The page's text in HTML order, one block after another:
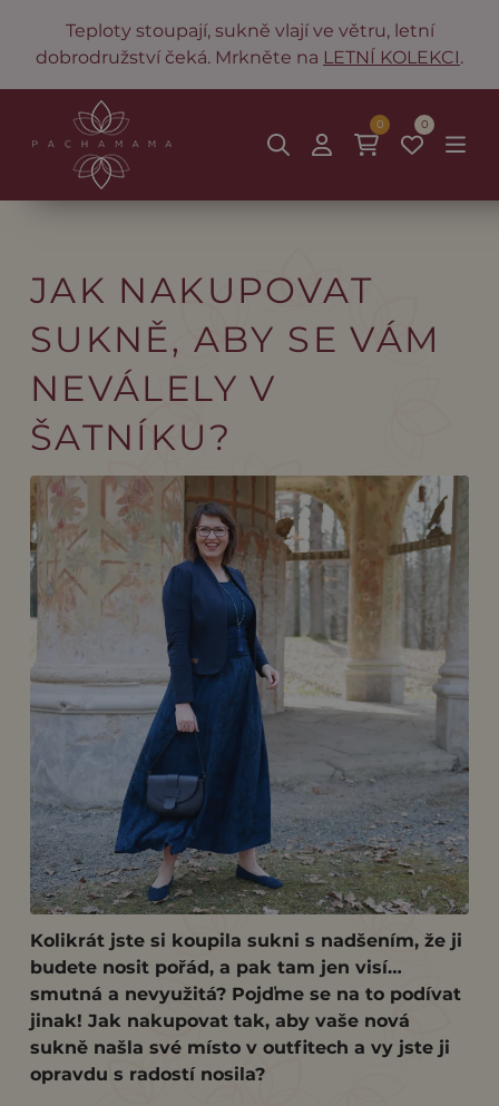
Teploty stoupají, sukně vlají ve větru, letní
dobrodružství čeká. Mrkněte na LETNÍ KOLEKCI.
0
0
JAK NAKUPOVAT
SUKNĚ, ABY SE VÁM
NEVÁLELY V
ŠATNÍKU?
Kolikrát jste si koupila sukni s nadšením, že ji
budete nosit pořád, a pak tam jen visí…
smutná a nevyužitá? Pojďme se na to podívat
jinak! Jak nakupovat tak, aby vaše nová
sukně našla své místo v outfitech a vy jste ji
opravdu s radostí nosila?